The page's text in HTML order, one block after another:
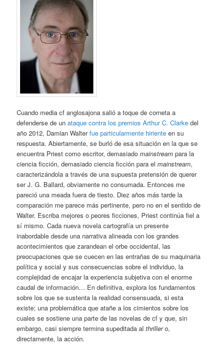
Cuando media cf anglosajona salió a toque de corneta a
defenderse de unataque contra los premios Arthur C. Clarke del
año 2012, Damian Walterfue particularmente hiriente en su
respuesta. Abiertamente, se burló de esa situación en la que se
encuentra Priest como escritor, demasiadomainstream para la
ciencia ficción, demasiado ciencia ficción para elmainstream,
caracterizándola a través de una supuesta pretensión de querer
ser J. G. Ballard, obviamente no consumada. Entonces me
pareció una meada fuera de tiesto. Diez años más tarde la
comparación me parece más pertinente, pero no en el sentido de
Walter. Escriba mejores o peores ficciones, Priest continúa fiel a
sí mismo. Cada nueva novela cartografía un presente
inabordable desde una narrativa alineada con los grandes
acontecimientos que zarandean el orbe occidental, las
preocupaciones que se cuecen en las entrañas de su maquinaria
política y social y sus consecuencias sobre el individuo, la
complejidad de encajar la experiencia subjetiva con el enorme
caudal de información… En definitiva, explora los fundamentos
sobre los que se sustenta la realidad consensuada, si esta
existe; una problemática que atañe a los cimientos sobre los
cuales se sostiene una parte de las novelas de cf y que, sin
embargo, casi siempre termina supeditada althrillero,
directamente, la acción.